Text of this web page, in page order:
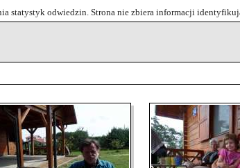
statystyk odwiedzin. Strona nie zbiera informacji